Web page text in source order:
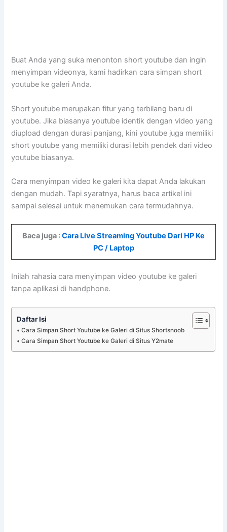
Buat Anda yang suka menonton short youtube dan ingin
menyimpan videonya, kami hadirkan cara simpan short
youtube ke galeri Anda.
Short youtube merupakan fitur yang terbilang baru di
youtube. Jika biasanya youtube identik dengan video yang
diupload dengan durasi panjang, kini youtube juga memiliki
short youtube yang memiliki durasi lebih pendek dari video
youtube biasanya.
Cara menyimpan video ke galeri kita dapat Anda lakukan
dengan mudah. Tapi syaratnya, harus baca artikel ini
sampai selesai untuk menemukan cara termudahnya.
Baca juga :Cara Live Streaming Youtube Dari HP Ke
PC / Laptop
Inilah rahasia cara menyimpan video youtube ke galeri
tanpa aplikasi di handphone.
Daftar Isi
Cara Simpan Short Youtube ke Galeri di Situs Shortsnoob
Cara Simpan Short Youtube ke Galeri di Situs Y2mate